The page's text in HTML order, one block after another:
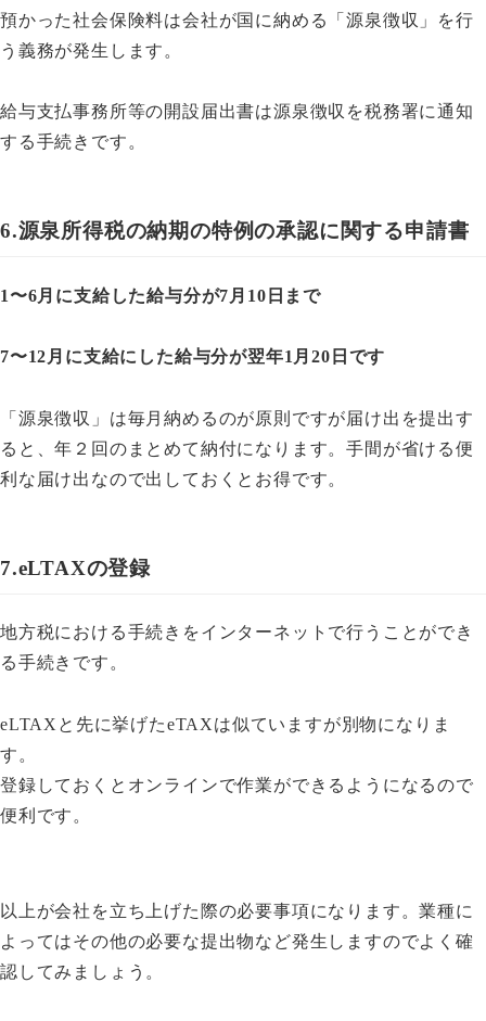
預かった社会保険料は会社が国に納める「源泉徴収」を行
う義務が発生します。
給与支払事務所等の開設届出書は源泉徴収を税務署に通知
する手続きです。
6.源泉所得税の納期の特例の承認に関する申請書
1〜6月に支給した給与分が7月10日まで
7〜12月に支給にした給与分が翌年1月20日です
「源泉徴収」は毎月納めるのが原則ですが届け出を提出す
ると、年２回のまとめて納付になります。手間が省ける便
利な届け出なので出しておくとお得です。
7.eLTAXの登録
地方税における手続きをインターネットで行うことができ
る手続きです。
eLTAXと先に挙げたeTAXは似ていますが別物になりま
す。
登録しておくとオンラインで作業ができるようになるので
便利です。
以上が会社を立ち上げた際の必要事項になります。業種に
よってはその他の必要な提出物など発生しますのでよく確
認してみましょう。